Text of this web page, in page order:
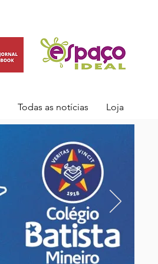
Todas as notícias Loja